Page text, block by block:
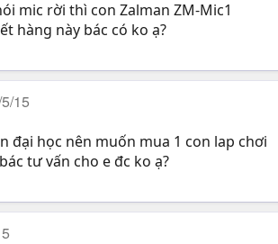
mic rời thì con Zalman ZM-Mic1
hàng này bác có ko ạ?
15
đại học nên muốn mua 1 con lap chơi
tư vấn cho e đc ko ạ?